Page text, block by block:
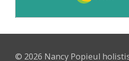
© 2026 Nancy Popieul